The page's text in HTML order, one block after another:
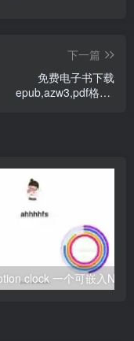
下一篇
免费电子书下载
epub,azw3,pdf格式-